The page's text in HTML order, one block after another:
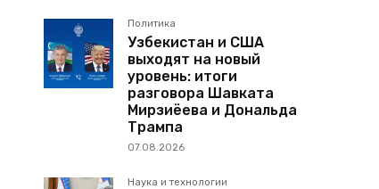
Политика
Узбекистан и США
выходят на новый
уровень: итоги
разговора Шавката
Мирзиёева и Дональда
Трампа
07.08.2026
Наука и технологии